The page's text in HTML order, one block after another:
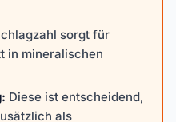
sorgt für
in mineralischen
Diese ist entscheidend,
als